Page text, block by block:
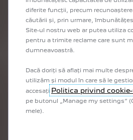
NOUL E-
ELECTRIC,
diferite funcții, precum
căutării și, prin urmare,
Site-ul nostru web ar putea utiliza
pentru a trimite reclame care sunt
dumneavoastră.
Dacă doriți să aflați mai multe
utilizăm și modul în care să le
accesați Politica privind
pe butonul „Manage my settings”
mele).